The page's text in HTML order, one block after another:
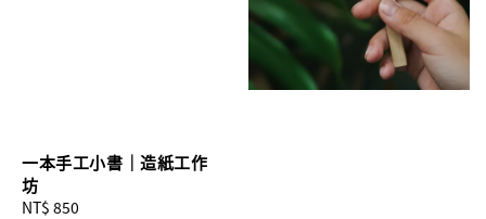
一本手工小書｜造紙工作
坊
Regular
NT$ 850